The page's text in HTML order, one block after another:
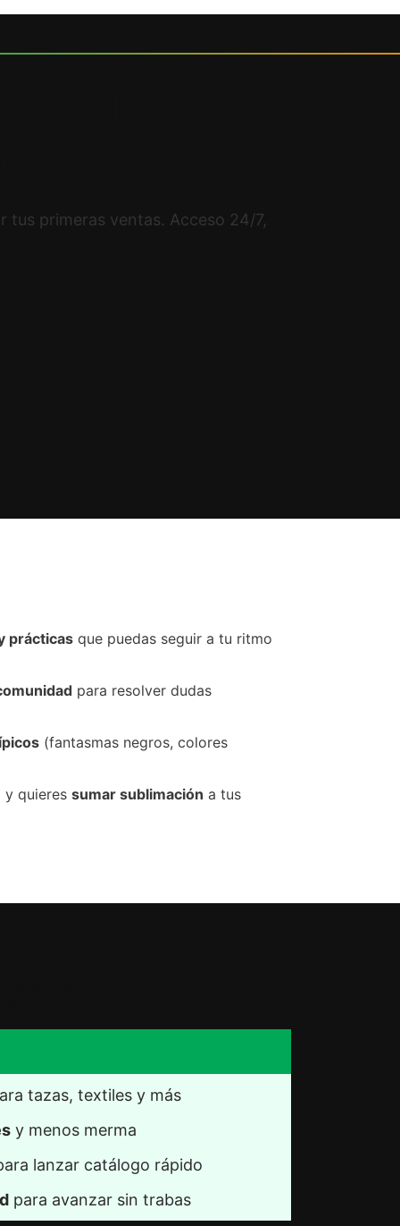
tus primeras ventas. Acceso 24/7,
prácticasque puedas seguir a tu ritmo
para resolver dudas
(fantasmas negros, colores
y quieressumar sublimación a tus
tazas, textiles y más
y menos merma
lanzar catálogo rápido
para avanzar sin trabas